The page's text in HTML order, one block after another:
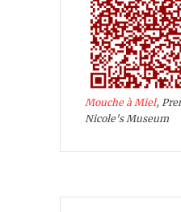
Mouche à Miel,
Nicole's Museum